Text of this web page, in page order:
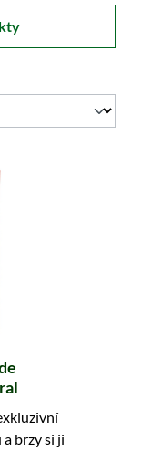
brzy si ji